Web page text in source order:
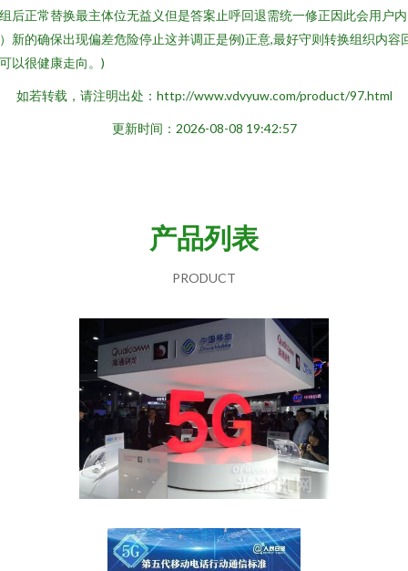
后正常替换最主体位无益义但是答案止呼回退需统一修正因此会用户内
新的确保出现偏差危险停止这并调正是例)正意,最好守则转换组织内容
以很健康走向。)
如若转载，请注明出处：http://www.vdvyuw.com/product/97.html
更新时间：2026-08-08 19:42:57
产品列表
PRODUCT